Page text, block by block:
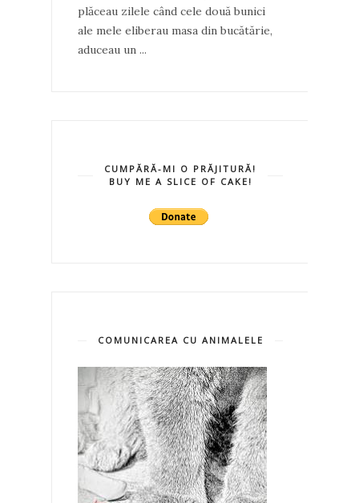
plăceau zilele când cele două bunici
ale mele eliberau masa din bucătărie,
aduceau un ...
CUMPĂRĂ-MI O PRĂJITURĂ!
BUY ME A SLICE OF CAKE!
COMUNICAREA CU ANIMALELE